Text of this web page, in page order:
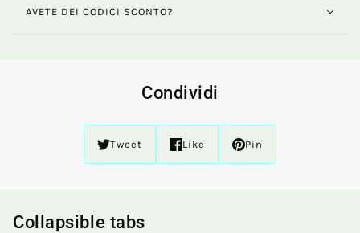
AVETE DEI CODICI SCONTO?
Condividi
Tweet Like Pin
Collapsible tabs